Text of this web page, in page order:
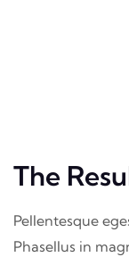
The
Pellentesque
Phasellus in